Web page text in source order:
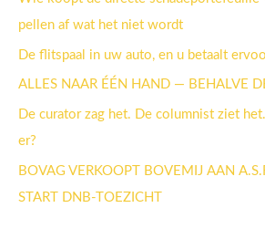
a
a
r
pellen af wat het niet wordt
De flitspaal in uw auto, en u betaalt
ALLES NAAR ÉÉN HAND — BEHALVE
De curator zag het. De columnist ziet
er?
BOVAG VERKOOPT BOVEMIJ AAN
START DNB-TOEZICHT